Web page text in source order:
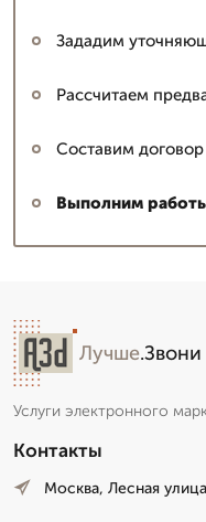
Зададим
Рассчитаем
Составим договор
Выполним
Лучше.Звони
Услуги электронного
Контакты
Москва, Лесная